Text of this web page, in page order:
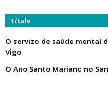
Título
O servizo de saúde mental
Vigo
O Ano Santo Mariano no